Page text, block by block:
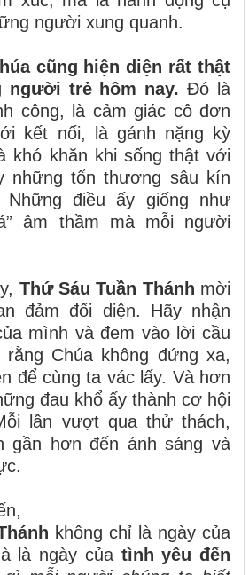
người xung quanh.
cũng hiện diện rất thật
người trẻ hôm nay. Đó là
công, là cảm giác cô đơn
kết nối, là gánh nặng kỳ
khó khăn khi sống thật với
những tổn thương sâu kín
điều ấy giống như
âm thầm mà mỗi người
Thứ Sáu Tuần Thánh mời
đảm đối diện. Hãy nhận
mình và đem vào lời cầu
rằng Chúa không đứng xa,
để cùng ta vác lấy. Và hơn
đau khổ ấy thành cơ hội
lần vượt qua thử thách,
gần hơn đến ánh sáng và
không chỉ là ngày của
là ngày của tình yêu đến